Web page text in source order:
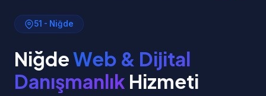
51 - Niğde
NiğdeWeb & Dijital
Danışmanlık Hizmeti